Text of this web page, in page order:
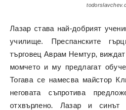
Лазар става най-добрият
училище. Преспанските
търговец Аврам Немтур,
момчето и му предлагат
Тогава се намесва майстор
неговата съпротива
отхвърлено. Лазар и